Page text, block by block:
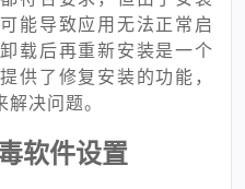
能导致应用无法正常启
载后再重新安装是一个
供了修复安装的功能，
决问题。
软件设置